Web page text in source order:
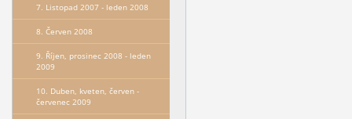
7. Listopad 2007 - leden 2008
8. Červen 2008
9. Říjen, prosinec 2008 - leden
2009
10. Duben, kveten, červen -
červenec 2009